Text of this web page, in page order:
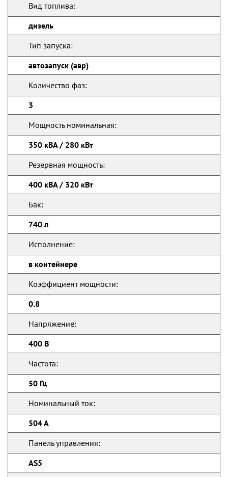
Вид топлива:
дизель
Тип запуска:
автозапуск (авр)
Количество фаз:
3
Мощность номинальная:
350 кВА / 280 кВт
Резервная мощность:
400 кВА / 320 кВт
Бак:
740 л
Исполнение:
в контейнере
Коэффициент мощности:
0.8
Напряжение:
400 В
Частота:
50 Гц
Номинальный ток:
504 А
Панель управления:
AS5